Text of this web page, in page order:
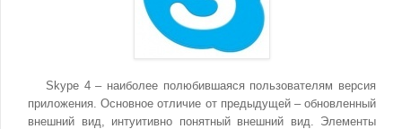
Skype 4 – наиболее полюбившаяся пользователям версия
приложения. Основное отличие от предыдущей – обновленный
внешний вид, интуитивно понятный внешний вид. Элементы